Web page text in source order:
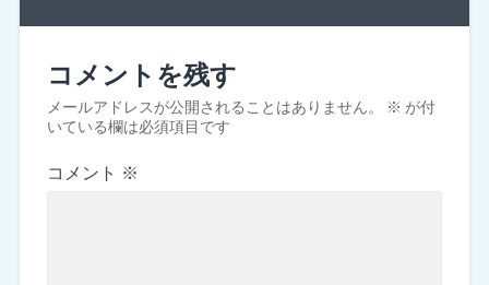
コメントを残す
メールアドレスが公開されることはありません。 ※ が付
いている欄は必須項目です
コメント ※